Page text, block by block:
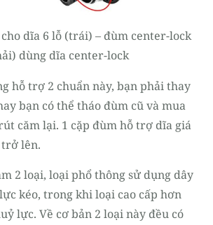
dĩa 6 lỗ (trái) – đùm center-lock
dùng dĩa center-lock
hỗ trợ 2 chuẩn này, bạn phải thay
bạn có thể tháo đùm cũ và mua
căm lại. 1 cặp đùm hỗ trợ dĩa giá
trở lên.
2 loại, loại phổ thông sử dụng dây
kéo, trong khi loại cao cấp hơn
lực. Về cơ bản 2 loại này đều có